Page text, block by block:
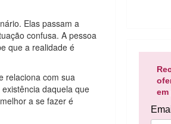
Elas passam a
confusa. A pessoa
que a realidade é
relaciona com sua
daquela que
a se fazer é
em